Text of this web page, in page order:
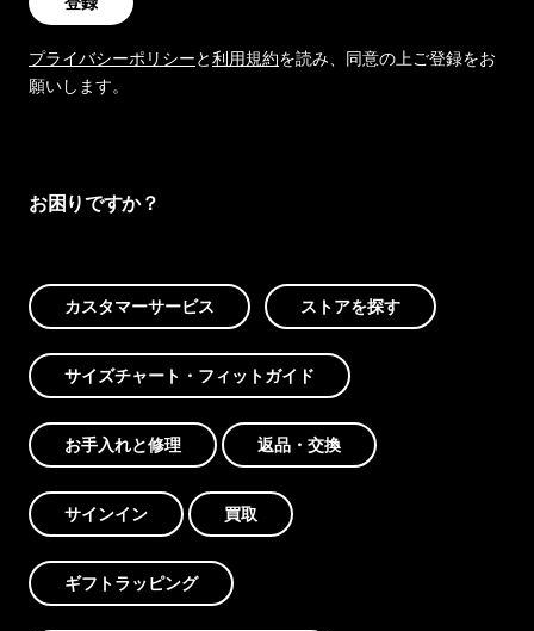
プライバシーポリシーと利用規約を読み、同意の上ご登録をお
願いします。
お困りですか？
カスタマーサービス ストアを探す
サイズチャート・フィットガイド
お手入れと修理 返品・交換
サインイン 買取
ギフトラッピング